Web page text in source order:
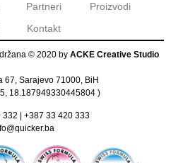
Partneri
Proizvodi
Kontakt
© 2020 by ACKE Creative Studio
67, Sarajevo 71000, BiH
18.187949330445804)
332
+387 33 420 333